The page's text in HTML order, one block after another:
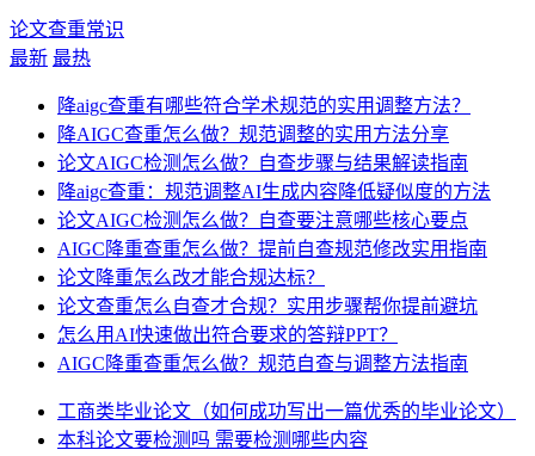
论文查重常识
最新 最热
降aigc查重有哪些符合学术规范的实用调整方法？
降AIGC查重怎么做？规范调整的实用方法分享
论文AIGC检测怎么做？自查步骤与结果解读指南
降aigc查重：规范调整AI生成内容降低疑似度的方法
论文AIGC检测怎么做？自查要注意哪些核心要点
AIGC降重查重怎么做？提前自查规范修改实用指南
论文降重怎么改才能合规达标？
论文查重怎么自查才合规？实用步骤帮你提前避坑
怎么用AI快速做出符合要求的答辩PPT？
AIGC降重查重怎么做？规范自查与调整方法指南
工商类毕业论文（如何成功写出一篇优秀的毕业论文）
本科论文要检测吗 需要检测哪些内容